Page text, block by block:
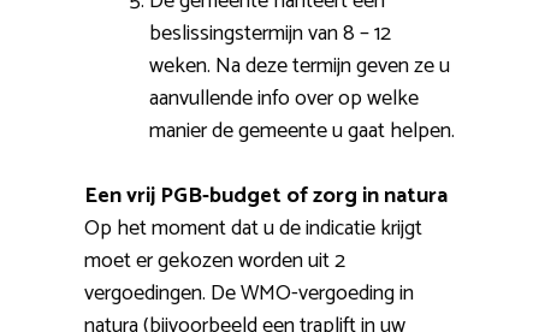
beslissingstermijn van 8 – 12
weken. Na deze termijn geven ze u
aanvullende info over op welke
manier de gemeente u gaat helpen.
Een vrij PGB-budget of zorg in natura
Op het moment dat u de indicatie krijgt
moet er gekozen worden uit 2
vergoedingen. De WMO-vergoeding in